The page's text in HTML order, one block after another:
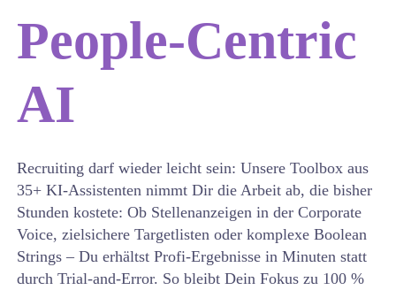
People-Centric
AI
Recruiting darf wieder leicht sein: Unsere Toolbox aus
35+ KI-Assistenten nimmt Dir die Arbeit ab, die bisher
Stunden kostete: Ob Stellenanzeigen in der Corporate
Voice, zielsichere Targetlisten oder komplexe Boolean
Strings – Du erhältst Profi-Ergebnisse in Minuten statt
durch Trial-and-Error. So bleibt Dein Fokus zu 100 %